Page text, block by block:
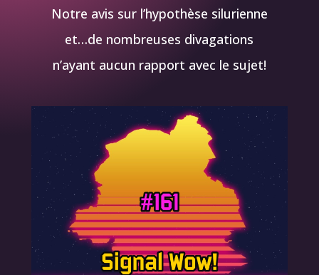
Notre avis sur l’hypothèse silurienne
et…de nombreuses divagations
n’ayant aucun rapport avec le sujet!